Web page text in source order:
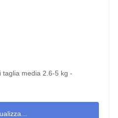
taglia media 2.6-5 kg -